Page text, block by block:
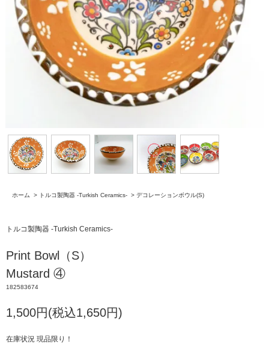
ホーム > トルコ製陶器 -Turkish Ceramics- > デコレーションボウル(S)
トルコ製陶器 -Turkish Ceramics-
Print Bowl（S）
Mustard ④
182583674
1,500円(税込1,650円)
在庫状況 現品限り！